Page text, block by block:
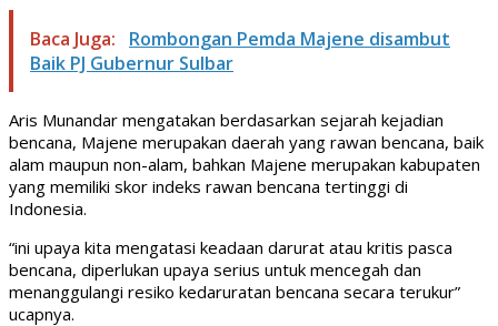
Baca Juga:
Rombongan Pemda Majene disambut
Baik PJ Gubernur Sulbar
Aris Munandar mengatakan berdasarkan sejarah kejadian
bencana, Majene merupakan daerah yang rawan bencana, baik
alam maupun non-alam, bahkan Majene merupakan kabupaten
yang memiliki skor indeks rawan bencana tertinggi di
Indonesia.
“ini upaya kita mengatasi keadaan darurat atau kritis pasca
bencana, diperlukan upaya serius untuk mencegah dan
menanggulangi resiko kedaruratan bencana secara terukur”
ucapnya.